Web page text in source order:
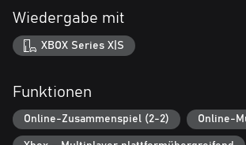
Personalisiere das Aussehen deines Charakters,
eine der neun unterschiedlichen Klassen
Weg du zu Beginn auch wählst, du kannst
Spielstil entwickeln, indem du deine Werte und
Erlebe die Kampagne alleine oder schließe dich
Wiedergabe mit
XBOX Series X|S
Funktionen
Online-Zusammenspiel (2-2) Online-